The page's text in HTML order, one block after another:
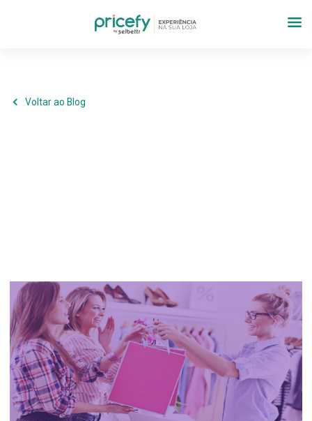
Voltar ao Blog
Operações,Estratégia
6 passos para melhorar a experiência
de compra no varejo
A experiência de compra é determinante para que alguém volte a
comprar em uma loja. Mesmo antes de comprar, o cliente nutre